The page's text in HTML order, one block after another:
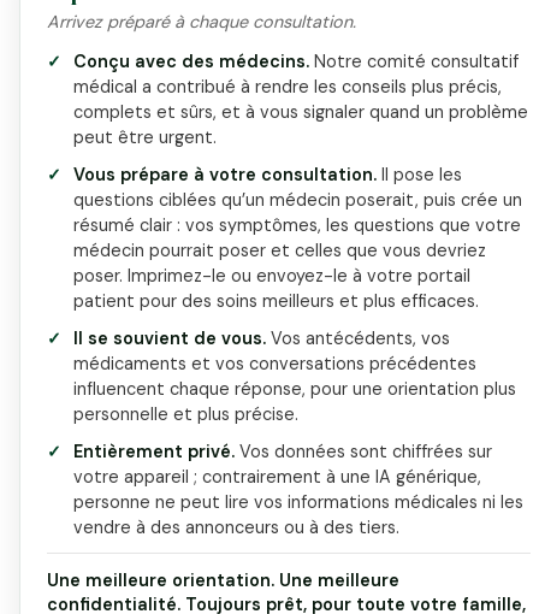
Arrivez préparé à chaque consultation.
Conçu avec des médecins. Notre comité consultatif
médical a contribué à rendre les conseils plus précis,
complets et sûrs, et à vous signaler quand un problème
peut être urgent.
Vous prépare à votre consultation. Il pose les
questions ciblées qu’un médecin poserait, puis crée un
résumé clair : vos symptômes, les questions que votre
médecin pourrait poser et celles que vous devriez
poser. Imprimez-le ou envoyez-le à votre portail
patient pour des soins meilleurs et plus efficaces.
Il se souvient de vous. Vos antécédents, vos
médicaments et vos conversations précédentes
influencent chaque réponse, pour une orientation plus
personnelle et plus précise.
Entièrement privé. Vos données sont chiffrées sur
votre appareil ; contrairement à une IA générique,
personne ne peut lire vos informations médicales ni les
vendre à des annonceurs ou à des tiers.
Une meilleure orientation. Une meilleure
confidentialité. Toujours prêt, pour toute votre famille,